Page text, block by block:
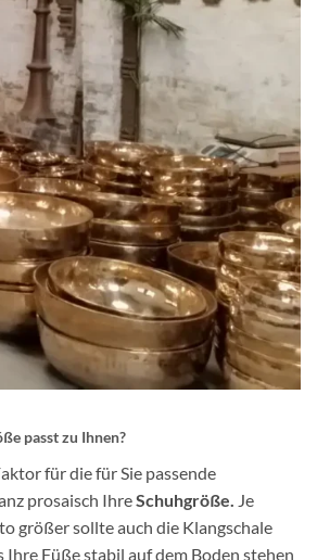
passt zu Ihnen?
für die für Sie passende
prosaisch IhreSchuhgröße.
Je
größer sollte auch die Klangschale
Ihre Füße stabil auf dem Boden stehen